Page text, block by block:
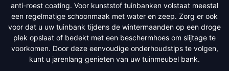
anti-roest coating. Voor kunststof tuinbanken volstaat meestal
een regelmatige schoonmaak met water en zeep. Zorg er ook
voor dat u uw tuinbank tijdens de wintermaanden op een droge
plek opslaat of bedekt met een beschermhoes om slijtage te
voorkomen. Door deze eenvoudige onderhoudstips te volgen,
kunt u jarenlang genieten van uw tuinmeubel bank.